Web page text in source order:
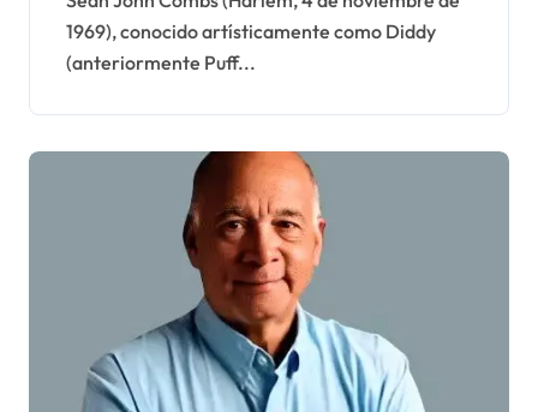
sexual
1969), conocido artísticamente como Diddy
(anteriormente Puff...